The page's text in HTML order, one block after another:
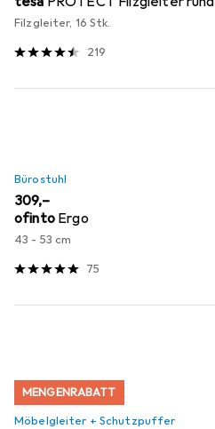
Filzgleiter, 16 Stk.
219
Bürostuhl
EUR
309,–
ofinto Ergo
43 - 53 cm
75
MENGENRABATT
Möbelgleiter + Schutzpuffer